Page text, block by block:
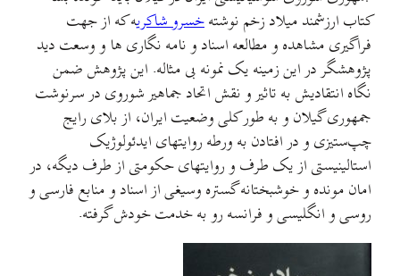
کتاب ارزشمند میلاد زخم نوشتهخسرو شاکریه که از جهت
فراگیری مشاهده و مطالعه اسناد و نامه نگاری ها و وسعت دید
پژوهشگر در این زمینه یک نمونه بی مثاله. این پژوهش ضمن
نگاه انتقادیش به تاثیر و نقش اتحاد جماهیر شوروی در سرنوشت
جمهوری گیلان و به طور کلی وضعیت ایران، از بلای رایج
چپ‌ستیزی و در افتادن به ورطه روایتهای ایدئولوژیک
استالینیستی از یک طرف و روایتهای حکومتی از طرف دیگه، در
امان مونده و خوشبختانه گستره وسیغی از اسناد و منابع فارسی و
روسی و انگلیسی و فرانسه رو به خدمت خودش گرفته.